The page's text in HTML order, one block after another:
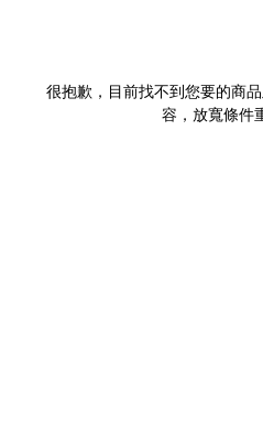
很抱歉，目前找不到您要的商
容，放寬條件